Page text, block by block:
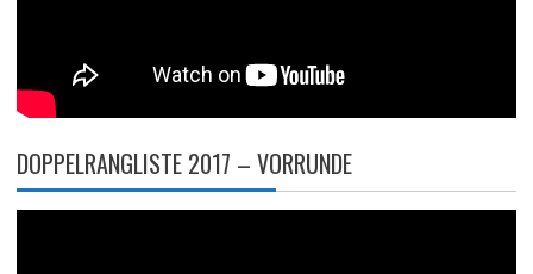
DOPPELRANGLISTE 2017 – VORRUNDE